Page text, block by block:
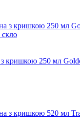
кришкою 250 мл